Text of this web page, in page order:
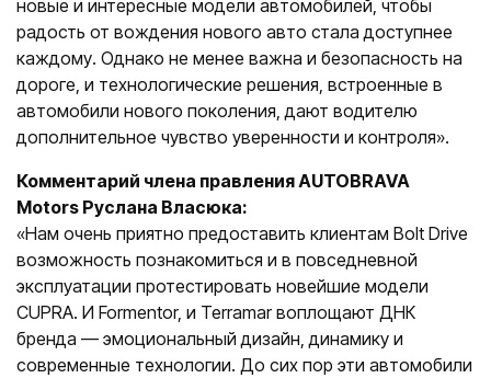
новые и интересные модели автомобилей, чтобы
радость от вождения нового авто стала доступнее
каждому. Однако не менее важна и безопасность на
дороге, и технологические решения, встроенные в
автомобили нового поколения, дают водителю
дополнительное чувство уверенности и контроля».
Комментарий члена правления AUTOBRAVA
Motors Руслана Власюка:
«Нам очень приятно предоставить клиентам Bolt Drive
возможность познакомиться и в повседневной
эксплуатации протестировать новейшие модели
CUPRA. И Formentor, и Terramar воплощают ДНК
бренда — эмоциональный дизайн, динамику и
современные технологии. До сих пор эти автомобили